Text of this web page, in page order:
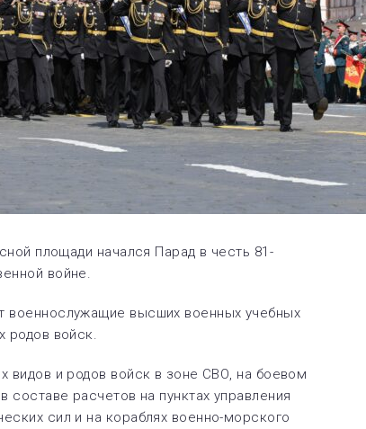
площади начался Парад в честь 81-
войне.
военнослужащие высших военных учебных
родов войск.
видов и родов войск в зоне СВО, на боевом
расчетов на пунктах управления
сил и на кораблях военно-морского